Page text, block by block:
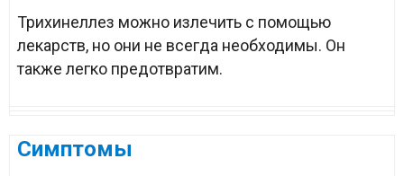
Трихинеллез можно излечить с помощью
лекарств, но они не всегда необходимы. Он
также легко предотвратим.
Симптомы